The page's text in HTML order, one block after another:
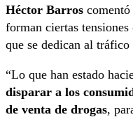
Héctor Barros comentó
forman ciertas
que se dedican al tráfico
“Lo que han estado
disparar a los
de venta de drogas,